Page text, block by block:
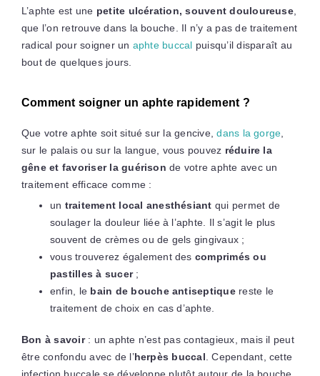
L’aphte est une petite ulcération, souvent douloureuse,
que l’on retrouve dans la bouche. Il n’y a pas de traitement
radical pour soigner un aphte buccal puisqu’il disparaît au
bout de quelques jours.
Comment soigner un aphte rapidement ?
Que votre aphte soit situé sur la gencive,dans la gorge
sur le palais ou sur la langue, vous pouvez réduire la
gêne et favoriser la guérison de votre aphte avec un
traitement efficace comme :
un traitement local anesthésiant qui permet de
soulager la douleur liée à l’aphte. Il s’agit le plus
souvent de crèmes ou de gels gingivaux ;
vous trouverez également des comprimés ou
pastilles à sucer;
enfin, le bain de bouche antiseptiquereste le
traitement de choix en cas d’aphte.
Bon à savoir: un aphte n’est pas contagieux, mais il peut
être confondu avec de l’herpès buccal . Cependant, cette